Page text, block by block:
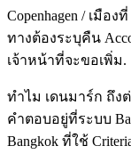
Copenhagen / เมือง
ทางต้องระบุคืน
เจ้าหน้าที่จะขอเพิ่ม.
ทำไม เดนมาร์ก ถึง
คำตอบอยู่ที่ระบบ
Bangkok ที่ใช้